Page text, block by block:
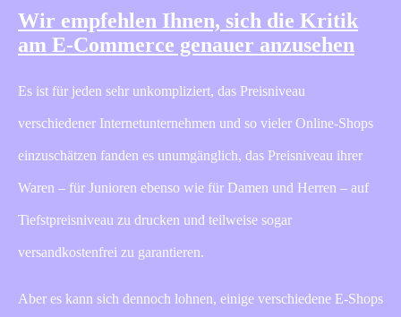
Wir empfehlen Ihnen, sich die Kritik
am E-Commerce genauer anzusehen
Es ist für jeden sehr unkompliziert, das Preisniveau
verschiedener Internetunternehmen und so vieler Online-Shops
einzuschätzen fanden es unumgänglich, das Preisniveau ihrer
Waren – für Junioren ebenso wie für Damen und Herren – auf
Tiefstpreisniveau zu drucken und teilweise sogar
versandkostenfrei zu garantieren.
Aber es kann sich dennoch lohnen, einige verschiedene E-Shops